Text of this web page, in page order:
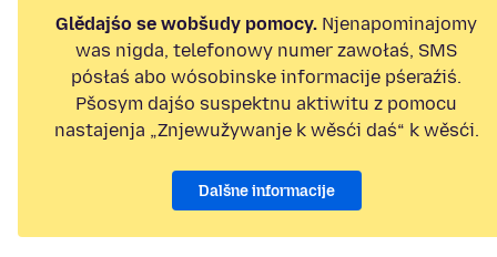
Glědajśo se wobšudy pomocy. Njenapominajomy
was nigda, telefonowy numer zawołaś, SMS
pósłaś abo wósobinske informacije pśeraźiś.
Pšosym dajśo suspektnu aktiwitu z pomocu
nastajenja „Znjewužywanje k wěsći daś“ k wěsći.
Dalšne informacije